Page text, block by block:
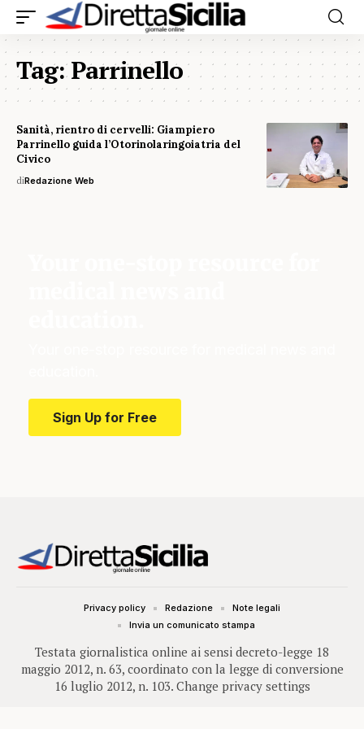
Tag:Parrinello
Sanità, rientro di cervelli: Giampiero
Parrinello guida l’Otorinolaringoiatria del
Civico
diRedazione Web
Sign Up for Free
Testata giornalistica online ai sensi decreto-legge 18
maggio 2012, n. 63, coordinato con la legge di conversione
16 luglio 2012, n. 103. Change privacy settings
Privacy policy Redazione
Note legali
Invia un comunicato stampa